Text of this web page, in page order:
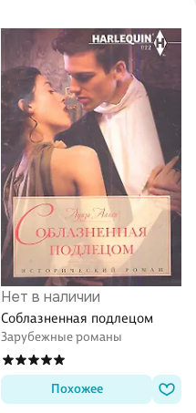
Нет в наличии
Соблазненная подлецом
Зарубежные романы
Похожее